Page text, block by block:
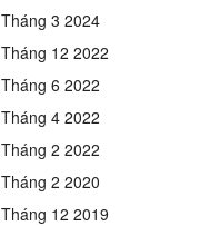
Tháng 3 2024
Tháng 12 2022
Tháng 6 2022
Tháng 4 2022
Tháng 2 2022
Tháng 2 2020
Tháng 12 2019